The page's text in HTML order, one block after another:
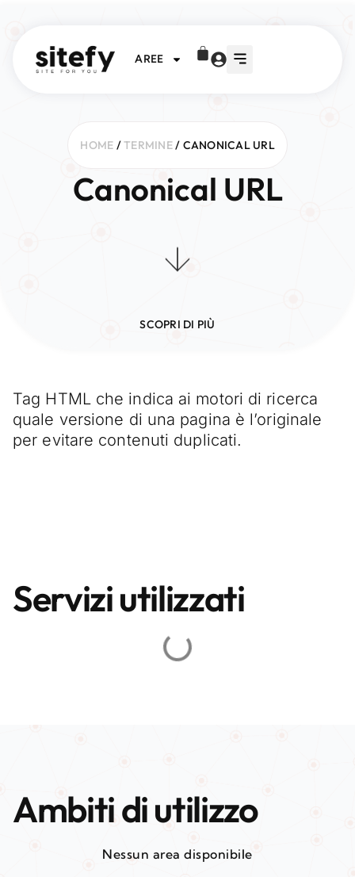
AREE
HOME /TERMINE/ CANONICAL URL
Canonical URL
SCOPRI DI PIÙ
Tag HTML che indica ai motori di ricerca
quale versione di una pagina è l’originale
per evitare contenuti duplicati.
Servizi utilizzati
Ambiti di utilizzo
Nessun area disponibile